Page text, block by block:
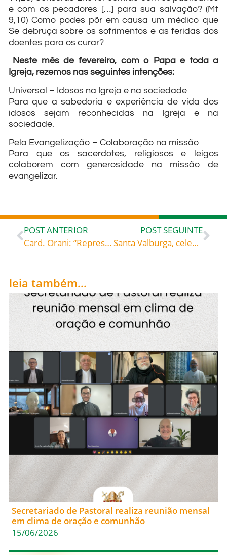
e com os pecadores […] para sua salvação? (Mt
9,10) Como podes pôr em causa um médico que
Se debruça sobre os sofrimentos e as feridas dos
doentes para os curar?
Neste mês de fevereiro, com o Papa e toda a
Igreja, rezemos nas seguintes intenções:
Universal – Idosos na Igreja e na sociedade
Para que a sabedoria e experiência de vida dos
idosos sejam reconhecidas na Igreja e na
sociedade.
Pela Evangelização – Colaboração na missão
Para que os sacerdotes, religiosos e leigos
colaborem com generosidade na missão de
evangelizar.
POST ANTERIOR
Card. Orani: “Represento todo o Brasil”
POST SEGUINTE
Santa Valburga, celebrada hoje, 25, roga por todos nós!
leia também...
Secretariado de Pastoral realiza reunião mensal
em clima de oração e comunhão
15/06/2026